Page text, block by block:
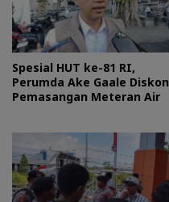
Spesial HUT ke-81 RI,
Perumda Ake Gaale Diskon
Pemasangan Meteran Air